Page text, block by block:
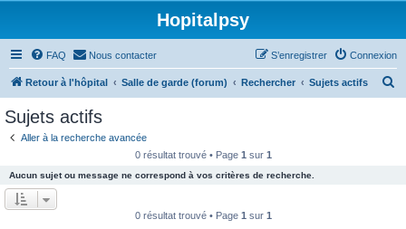
Hopitalpsy
FAQ Nous contacter Connexion
S’enregistrer
Retour à l'hôpital Salle de garde (forum) Rechercher Sujets actifs
Sujets actifs
Aller à la recherche avancée
0 résultat trouvé • Page 1 sur 1
Aucun sujet ou message ne correspond à vos critères de recherche.
0 résultat trouvé • Page 1 sur 1